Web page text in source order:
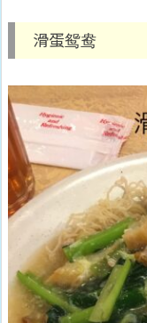
滑蛋鸳鸯